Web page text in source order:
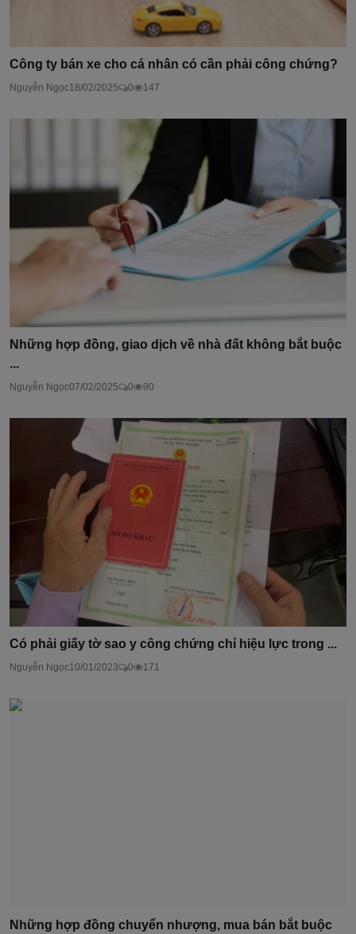
Công ty bán xe cho cá nhân có cần phải công chứng?
Nguyễn Ngọc18/02/2025 0 147
Những hợp đồng, giao dịch về nhà đất không bắt buộc
...
Nguyễn Ngọc07/02/2025 0 90
Có phải giấy tờ sao y công chứng chỉ hiệu lực trong ...
Nguyễn Ngọc10/01/2023 0 171
Những hợp đồng chuyển nhượng, mua bán bắt buộc